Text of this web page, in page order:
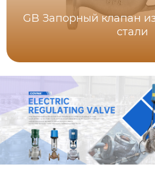
GB Запорный клапан
стали